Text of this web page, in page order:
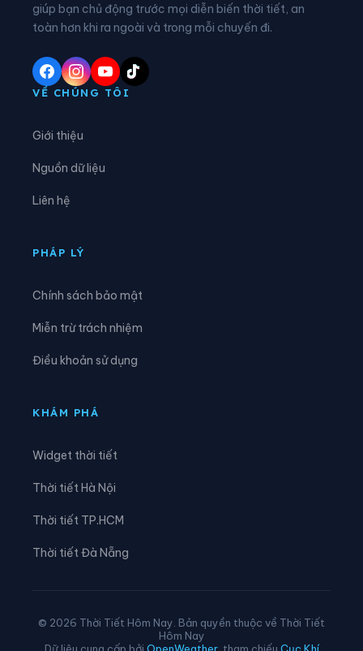
Phường Nam Đồng Phường Nam Triệu
Phường Ngô Quyền
Phường Nguyễn Trãi
Phường Trần Liễu
Xã An Trường
Xã Hải Hưng
giúp bạn chủ động trước mọi diễn biến thời tiết, an
toàn hơn khi ra ngoài và trong mỗi chuyến đi.
VỀ CHÚNG TÔI
Giới thiệu
Nguồn dữ liệu
Liên hệ
PHÁP LÝ
Chính sách bảo mật
Miễn trừ trách nhiệm
Điều khoản sử dụng
KHÁM PHÁ
Widget thời tiết
Thời tiết Hà Nội
Thời tiết TP.HCM
Thời tiết Đà Nẵng
© 2026 Thời Tiết Hôm Nay. Bản quyền thuộc về Thời Tiết
Hôm Nay